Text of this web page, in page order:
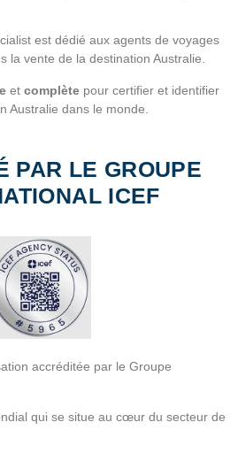
est dédié aux agents de voyages
la vente de la destination Australie.
et complète pour certifier et identifier
Australie dans le monde.
PAR LE GROUPE
ICEF
accréditée par le Groupe
qui se situe au cœur du secteur de